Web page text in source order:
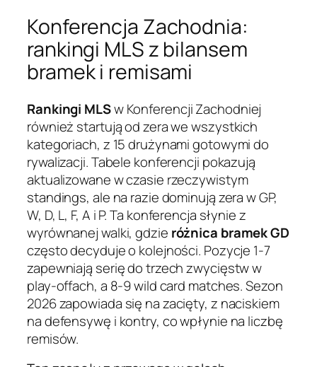
Konferencja Zachodnia:
rankingi MLS z bilansem
bramek i remisami
Rankingi MLSw Konferencji Zachodniej
również startują od zera we wszystkich
kategoriach, z 15 drużynami gotowymi do
rywalizacji. Tabele konferencji pokazują
aktualizowane w czasie rzeczywistym
standings, ale na razie dominują zera w GP,
W, D, L, F, A i P. Ta konferencja słynie z
wyrównanej walki, gdzie różnica bramek GD
często decyduje o kolejności. Pozycje 1-7
zapewniają serię do trzech zwycięstw w
play-offach, a 8-9 wild card matches. Sezon
2026 zapowiada się na zacięty, z naciskiem
na defensywę i kontry, co wpłynie na liczbę
remisów.